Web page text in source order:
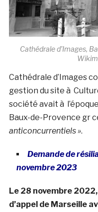
Cathédrale d’Images,
Cathédrale d’Images
gestion du site à
société avait à
Baux-de-Provence gr
anticoncurrentiels ».
Demande de
novembre 2023
Le 28 novembre
d’appel de Marseille